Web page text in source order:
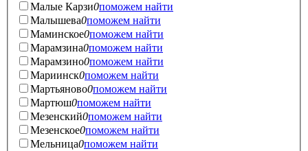
Малые Карзи0поможем найти
Малышева0поможем найти
Маминское0поможем найти
Марамзина0поможем найти
Марамзино0поможем найти
Мариинск0поможем найти
Мартьяново0поможем найти
Мартюш0поможем найти
Мезенский0поможем найти
Мезенское0поможем найти
Мельница0поможем найти